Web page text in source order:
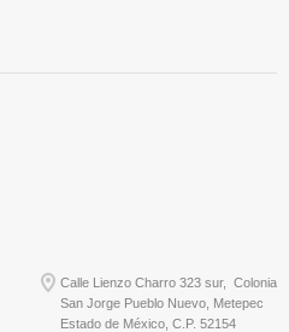
Calle Lienzo Charro 323 sur, Colonia
San Jorge Pueblo Nuevo, Metepec
Estado de México, C.P. 52154